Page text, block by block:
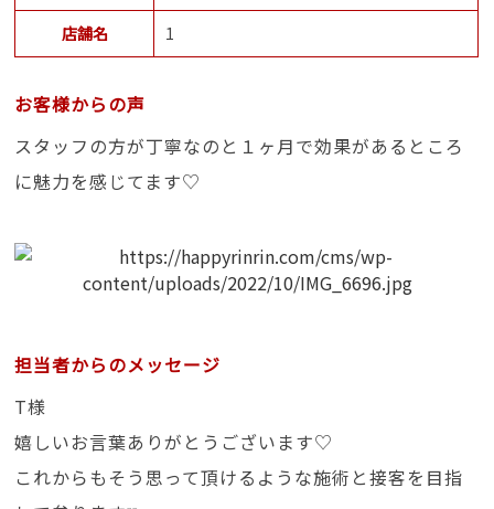
店舗名 1
お客様からの声
スタッフの方が丁寧なのと１ヶ月で効果があるところ
に魅力を感じてます♡
担当者からのメッセージ
T様
嬉しいお言葉ありがとうございます♡
これからもそう思って頂けるような施術と接客を目指